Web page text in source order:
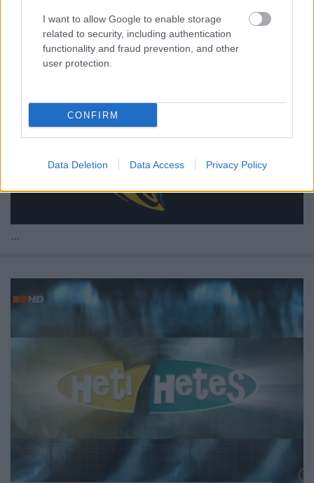
I want to allow Google to enable storage
related to security, including authentication
functionality and fraud prevention, and other
user protection.
CONFIRM
Data Deletion Data Access Privacy Policy
2026. március 23.
Már a műsor új logója is ismert.
...